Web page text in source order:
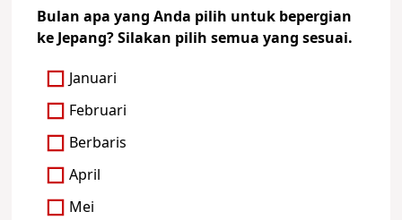
Bulan apa yang Anda pilih untuk bepergian
ke Jepang? Silakan pilih semua yang sesuai.
Januari
Februari
Berbaris
April
Mei